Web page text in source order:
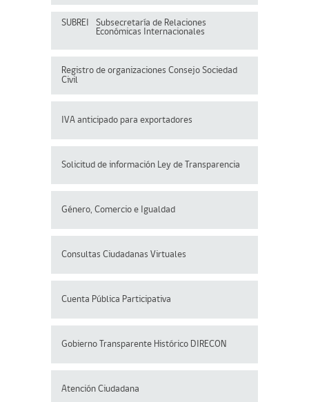
SUBREI
Subsecretaría de Relaciones
Económicas Internacionales
Registro de organizaciones Consejo Sociedad
Civil
IVA anticipado para exportadores
Solicitud de información Ley de Transparencia
Género, Comercio e Igualdad
Consultas Ciudadanas Virtuales
Cuenta Pública Participativa
Gobierno Transparente Histórico DIRECON
Atención Ciudadana